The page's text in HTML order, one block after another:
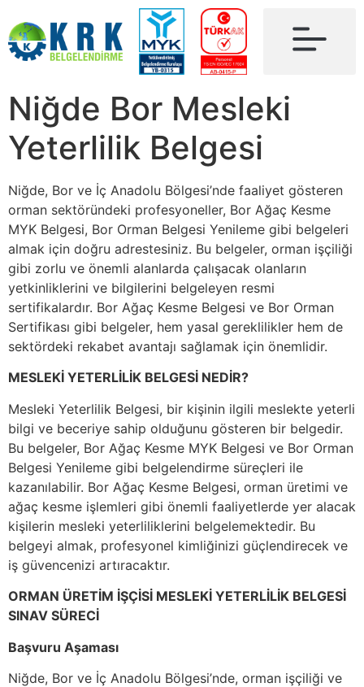
Niğde Bor Mesleki
Yeterlilik Belgesi
Niğde, Bor ve İç Anadolu Bölgesi’nde faaliyet gösteren
orman sektöründeki profesyoneller, Bor Ağaç Kesme
MYK Belgesi, Bor Orman Belgesi Yenileme gibi belgeleri
almak için doğru adrestesiniz. Bu belgeler, orman işçiliği
gibi zorlu ve önemli alanlarda çalışacak olanların
yetkinliklerini ve bilgilerini belgeleyen resmi
sertifikalardır. Bor Ağaç Kesme Belgesi ve Bor Orman
Sertifikası gibi belgeler, hem yasal gereklilikler hem de
sektördeki rekabet avantajı sağlamak için önemlidir.
MESLEKİ YETERLİLİK BELGESİ NEDİR?
Mesleki Yeterlilik Belgesi, bir kişinin ilgili meslekte yeterli
bilgi ve beceriye sahip olduğunu gösteren bir belgedir.
Bu belgeler, Bor Ağaç Kesme MYK Belgesi ve Bor Orman
Belgesi Yenileme gibi belgelendirme süreçleri ile
kazanılabilir. Bor Ağaç Kesme Belgesi, orman üretimi ve
ağaç kesme işlemleri gibi önemli faaliyetlerde yer alacak
kişilerin mesleki yeterliliklerini belgelemektedir. Bu
belgeyi almak, profesyonel kimliğinizi güçlendirecek ve
iş güvencenizi artıracaktır.
ORMAN ÜRETİM İŞÇİSİ MESLEKİ YETERLİLİK BELGESİ
SINAV SÜRECİ
Başvuru Aşaması
Niğde, Bor ve İç Anadolu Bölgesi’nde, orman işçiliği ve